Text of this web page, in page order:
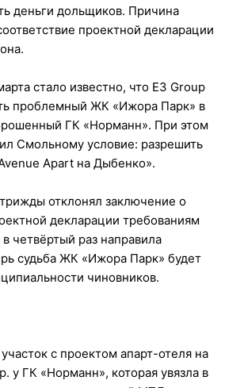
деньги дольщиков. Причина
проектной декларации
стало известно, что E3 Group
проблемный ЖК «Ижора Парк» в
ГК «Норманн». При этом
Смольному условие: разрешить
Apart на Дыбенко».
отклонял заключение о
декларации требованиям
четвёртый раз направила
судьба ЖК «Ижора Парк» будет
чиновников.
с проектом апарт-отеля на
у ГК «Норманн», которая увязла в